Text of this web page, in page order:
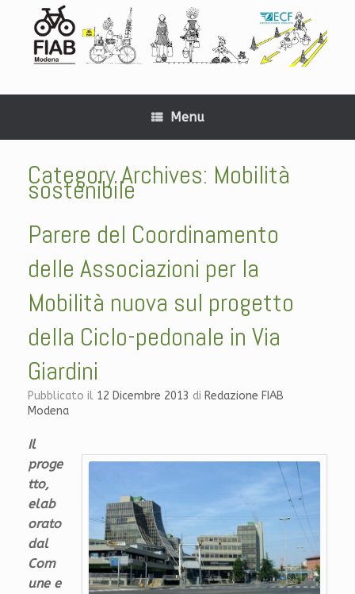
Menu
Category Archives: Mobilità
sostenibile
Parere del Coordinamento
delle Associazioni per la
Mobilità nuova sul progetto
della Ciclo-pedonale in Via
Giardini
Pubblicato il 12 Dicembre 2013 di Redazione FIAB
Modena
Il
proge
tto,
elab
orato
dal
Com
une e